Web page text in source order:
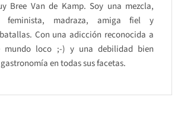
Bree Van de Kamp. Soy una mezcla,
feminista, madraza, amiga fiel y
Con una adicción reconocida a
mundo loco ;-) y una debilidad bien
en todas sus facetas.